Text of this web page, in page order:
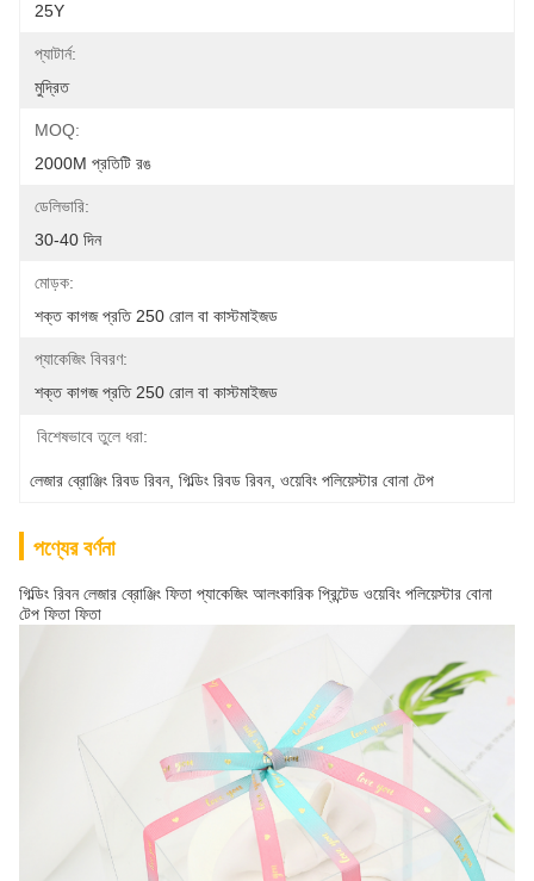
25Y
প্যাটার্ন:
মুদ্রিত
MOQ:
2000M প্রতিটি রঙ
ডেলিভারি:
30-40 দিন
মোড়ক:
শক্ত কাগজ প্রতি 250 রোল বা কাস্টমাইজড
প্যাকেজিং বিবরণ:
শক্ত কাগজ প্রতি 250 রোল বা কাস্টমাইজড
বিশেষভাবে তুলে ধরা:
লেজার ব্রোঞ্জিং রিবড রিবন, গিল্ডিং রিবড রিবন, ওয়েবিং পলিয়েস্টার বোনা টেপ
পণ্যের বর্ণনা
গিল্ডিং রিবন লেজার ব্রোঞ্জিং ফিতা প্যাকেজিং আলংকারিক প্রিন্টেড ওয়েবিং পলিয়েস্টার বোনা
টেপ ফিতা ফিতা